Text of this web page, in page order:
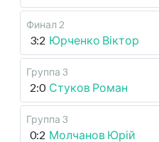
Финал 2
3:2 Юрченко Віктор
Группа 3
2:0 Стуков Роман
Группа 3
0:2 Молчанов Юрій